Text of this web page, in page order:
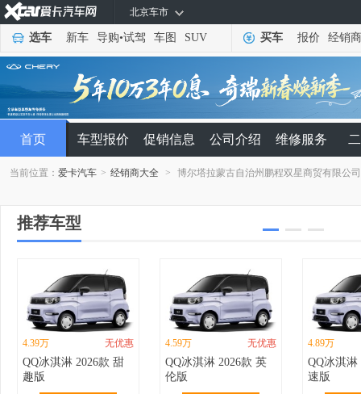
北京车市
选车 新车 导购•试驾 车图 SUV 买车 报价 经销商
首页 车型报价 促销信息 公司介绍 维修服务
当前位置：爱卡汽车 > 经销商大全 > 博尔塔拉蒙古自治州鹏程双星商贸有限公司
推荐车型
4.39万 无优惠
QQ冰淇淋 2026款 甜
趣版
4.59万 无优惠
QQ冰淇淋 2026款 英
伦版
4.89万
QQ冰淇淋
速版